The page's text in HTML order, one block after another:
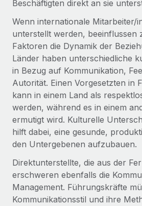
Benefits
Neues zu Remote-Produkten:
Gusto und Zero und
Auch im neuen Jahr wollen wir bei
aller Größen dabei unterstützen, die
Mehr erfahren
Wie Phiture 55
mit Remote verwaltet
Phiture ist der unumstrittene
Mehr erfahren
Beschäftigten direkt an sie
Wenn internationale Mitarbeiter/
unterstellt werden, beeinflussen
Faktoren die Dynamik der
Länder haben unterschiedliche
in Bezug auf Kommunikation,
Autorität. Einen Vorgesetzten in
kann in einem Land als
werden, während es in einem
ermutigt wird. Kulturelle
hilft dabei, eine gesunde,
den Untergebenen aufzubauen.
Direktunterstellte, die aus der
erschweren ebenfalls die
Management. Führungskräfte
Kommunikationsstil und ihre